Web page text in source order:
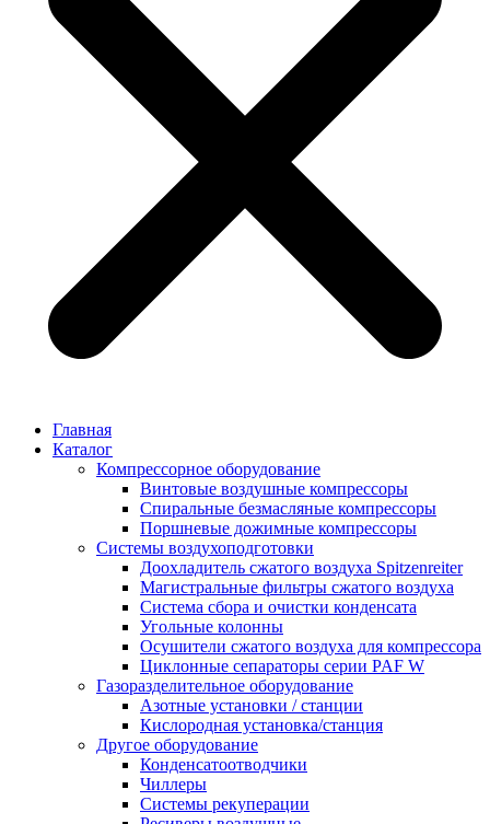
Главная
Каталог
Компрессорное оборудование
Винтовые воздушные компрессоры
Спиральные безмасляные компрессоры
Поршневые дожимные компрессоры
Системы воздухоподготовки
Доохладитель сжатого воздуха Spitzenreiter
Магистральные фильтры сжатого воздуха
Система сбора и очистки конденсата
Угольные колонны
Осушители сжатого воздуха для компрессора
Циклонные сепараторы серии PAF W
Газоразделительное оборудование
Азотные установки / станции
Кислородная установка/станция
Другое оборудование
Конденсатоотводчики
Чиллеры
Системы рекуперации